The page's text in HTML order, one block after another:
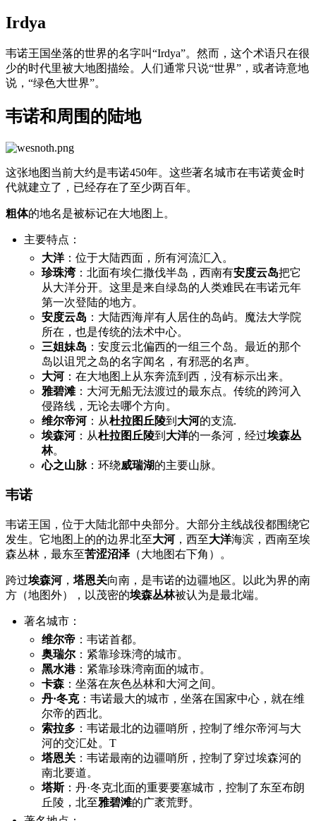
Irdya
韦诺王国坐落的世界的名字叫“Irdya”。然而，这个术语只在很
少的时代里被大地图描绘。人们通常只说“世界”，或者诗意地
说，“绿色大世界”。
韦诺和周围的陆地
这张地图当前大约是韦诺450年。这些著名城市在韦诺黄金时
代就建立了，已经存在了至少两百年。
粗体的地名是被标记在大地图上。
主要特点：
大洋：位于大陆西面，所有河流汇入。
珍珠湾：北面有埃仁撒伐半岛，西南有安度云岛把它
从大洋分开。这里是来自绿岛的人类难民在韦诺元年
第一次登陆的地方。
安度云岛 ：大陆西海岸有人居住的岛屿。魔法大学院
所在，也是传统的法术中心。
三姐妹岛 ：安度云北偏西的一组三个岛。最近的那个
岛以诅咒之岛的名字闻名，有邪恶的名声。
大河：在大地图上从东奔流到西，没有标示出来。
雅碧滩 ：大河无船无法渡过的最东点。传统的跨河入
侵路线，无论去哪个方向。
维尔帝河：从杜拉图丘陵到 大河的支流.
埃森河：从杜拉图丘陵到 大洋的一条河，经过埃森丛
林。
心之山脉 ：环绕威瑞湖的主要山脉。
韦诺
韦诺王国，位于大陆北部中央部分。大部分主线战役都围绕它
发生。它地图上的的边界北至大河，西至大洋海滨，西南至埃
森丛林，最东至苦涩沼泽（大地图右下角）。
跨过埃森河， 塔恩关向南，是韦诺的边疆地区。以此为界的南
方（地图外），以茂密的埃森丛林被认为是最北端。
著名城市：
维尔帝 ：韦诺首都。
奥瑞尔 ：紧靠珍珠湾的城市。
黑水港：紧靠珍珠湾南面的城市。
卡森 ：坐落在灰色丛林和大河之间。
丹·冬克：韦诺最大的城市，坐落在国家中心，就在维
尔帝的西北。
索拉多 ：韦诺最北的边疆哨所，控制了维尔帝河与大
河的交汇处。T
塔恩关 ：韦诺最南的边疆哨所，控制了穿过埃森河的
南北要道。
塔斯：丹·冬克北面的重要要塞城市，控制了东至布朗
丘陵，北至雅碧滩的广袤荒野。